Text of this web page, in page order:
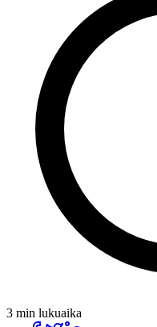
3 min lukuaika